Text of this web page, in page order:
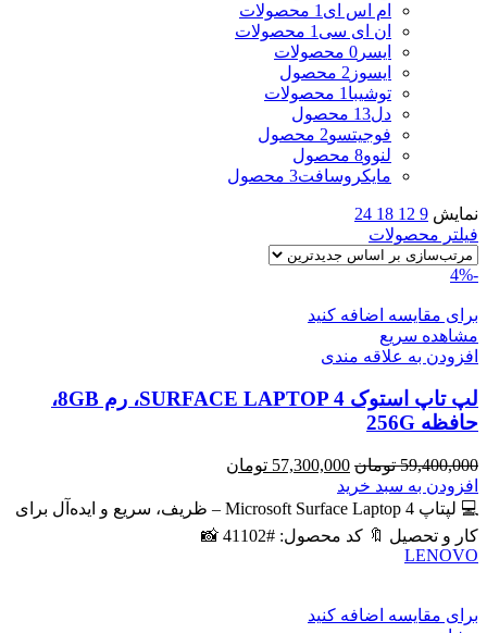
ام اس ای 1 محصولات
ان ای سی 1 محصولات
ایسر 0 محصولات
ایسوز 2 محصول
توشیبا 1 محصولات
دل13 محصول
فوجیتسو2 محصول
لنوو8 محصول
مایکروسافت3 محصول
نمایش 9
12
18
24
فیلتر محصولات
-4%
برای مقایسه اضافه کنید
مشاهده سریع
افزودن به علاقه مندی
لپ تاپ استوک SURFACE LAPTOP 4، رم 8GB،
حافظه 256G
59,400,000 تومان قیمت
اصلی
59,400,000 تومان
57,300,000 تومان
57,300,000 تومان
است.
افزودن به سبد خرید
💻 لپتاپ Microsoft Surface Laptop 4 – ظریف، سریع و ایده‌آل برای
کار و تحصیل 🔖 کد محصول: #41102 📸
LENOVO
برای مقایسه اضافه کنید